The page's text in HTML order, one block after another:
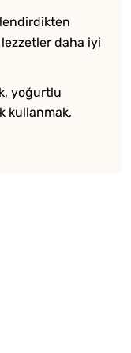
daha iyi
yoğurtlu
kullanmak,